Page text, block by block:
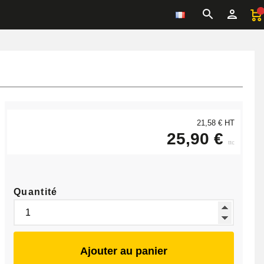
21,58 € HT
25,90 € ttc
Quantité
Ajouter au panier